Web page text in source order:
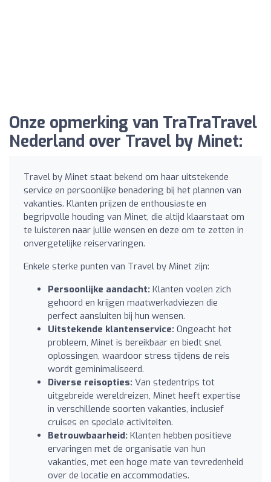
Onze opmerking van TraTraTravel
Nederland over Travel by Minet:
Travel by Minet staat bekend om haar uitstekende
service en persoonlijke benadering bij het plannen van
vakanties. Klanten prijzen de enthousiaste en
begripvolle houding van Minet, die altijd klaarstaat om
te luisteren naar jullie wensen en deze om te zetten in
onvergetelijke reiservaringen.
Enkele sterke punten van Travel by Minet zijn:
Persoonlijke aandacht: Klanten voelen zich
gehoord en krijgen maatwerkadviezen die
perfect aansluiten bij hun wensen.
Uitstekende klantenservice: Ongeacht het
probleem, Minet is bereikbaar en biedt snel
oplossingen, waardoor stress tijdens de reis
wordt geminimaliseerd.
Diverse reisopties: Van stedentrips tot
uitgebreide wereldreizen, Minet heeft expertise
in verschillende soorten vakanties, inclusief
cruises en speciale activiteiten.
Betrouwbaarheid: Klanten hebben positieve
ervaringen met de organisatie van hun
vakanties, met een hoge mate van tevredenheid
over de locatie en accommodaties.